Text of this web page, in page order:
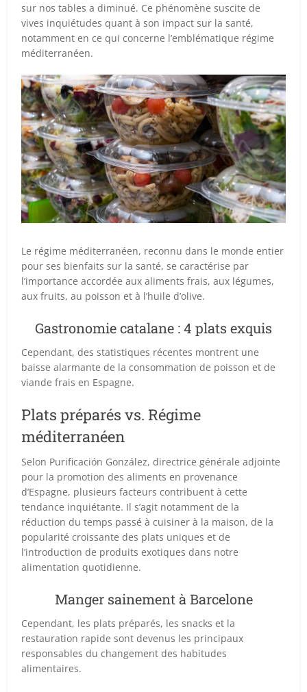
sur nos tables a diminué. Ce phénomène suscite de
vives inquiétudes quant à son impact sur la santé,
notamment en ce qui concerne l’emblématique régime
méditerranéen.
Le régime méditerranéen, reconnu dans le monde entier
pour ses bienfaits sur la santé, se caractérise par
l’importance accordée aux aliments frais, aux légumes,
aux fruits, au poisson et à l’huile d’olive.
Gastronomie catalane : 4 plats exquis
Cependant, des statistiques récentes montrent une
baisse alarmante de la consommation de poisson et de
viande frais en Espagne.
Plats préparés vs. Régime
méditerranéen
Selon Purificación González, directrice générale adjointe
pour la promotion des aliments en provenance
d’Espagne, plusieurs facteurs contribuent à cette
tendance inquiétante. Il s’agit notamment de la
réduction du temps passé à cuisiner à la maison, de la
popularité croissante des plats uniques et de
l’introduction de produits exotiques dans notre
alimentation quotidienne.
Manger sainement à Barcelone
Cependant, les plats préparés, les snacks et la
restauration rapide sont devenus les principaux
responsables du changement des habitudes
alimentaires.